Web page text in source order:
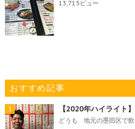
13,715ビュー
おすすめ記事
1 【2020年ハイライト
どうも 地元の墨田区で